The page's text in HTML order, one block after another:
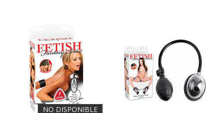
NO DISPONIBLE